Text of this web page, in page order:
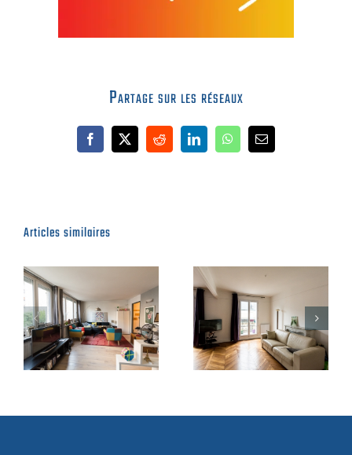
Partage sur les réseaux
Facebook
X RedditLinkedInWhatsApp
Email
Articles similaires